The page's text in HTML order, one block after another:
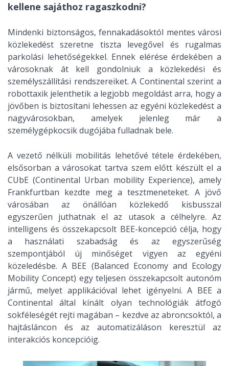
kellene sajáthoz ragaszkodni?
Mindenki biztonságos, fennakadásoktól mentes városi
közlekedést szeretne tiszta levegővel és rugalmas
parkolási lehetőségekkel. Ennek elérése érdekében a
városoknak át kell gondolniuk a közlekedési és
személyszállítási rendszereiket. A Continental szerint a
robottaxik jelenthetik a legjobb megoldást arra, hogy a
jövőben is biztosítani lehessen az egyéni közlekedést a
nagyvárosokban, amelyek jelenleg már a
személygépkocsik dugójába fulladnak bele.
A vezető nélküli mobilitás lehetővé tétele érdekében,
elsősorban a városokat tartva szem előtt készült el a
CUbE (Continental Urban mobility Experience), amely
Frankfurtban kezdte meg a tesztmeneteket. A jövő
városában az önállóan közlekedő kisbusszal
egyszerűen juthatnak el az utasok a célhelyre. Az
intelligens és összekapcsolt BEE-koncepció célja, hogy
a használati szabadság és az egyszerűség
szempontjából új minőséget vigyen az egyéni
közeledésbe. A BEE (Balanced Economy and Ecology
Mobility Concept) egy teljesen összekapcsolt autonóm
jármű, melyet applikációval lehet igényelni. A BEE a
Continental által kínált olyan technológiák átfogó
sokféleségét rejti magában – kezdve az abroncsoktól, a
hajtásláncon és az automatizáláson keresztül az
interakciós koncepcióig.